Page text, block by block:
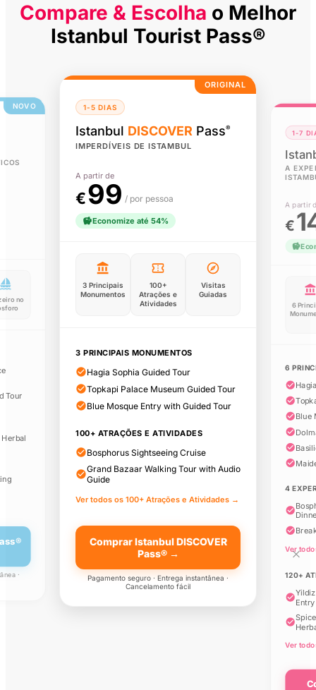
Compare & Escolha o Melhor
Istanbul Tourist Pass®
NOVO
no
Tour
·
ORIGINAL
1-5 DIAS
Istanbul DISCOVER Pass®
IMPERDÍVEIS DE ISTAMBUL
A partir de
€99 / por pessoa
Economize até 54%
3 Principais
Monumentos
100+
Atrações e
Atividades
Visitas
Guiadas
3 PRINCIPAIS MONUMENTOS
Hagia Sophia Guided Tour
Topkapi Palace Museum Guided Tour
Blue Mosque Entry with Guided Tour
100+ ATRAÇÕES E ATIVIDADES
Bosphorus Sightseeing Cruise
Grand Bazaar Walking Tour with Audio
Guide
Ver todos os 100+ Atrações e Atividades →
100+ Atrações e
Atividades
×
Entrada sem fila para
bilhetes no Palácio
Yildiz com audioguia
Espetáculo ao Vivo
Bilhete de Entrada
para o Espetáculo
dos Dervixes
Rodopiantes na
Comprar Istanbul DISCOVER
Pass® →
Pagamento seguro · Entrega instantânea ·
Cancelamento fácil
1-7
A
A partir
€
6
6
Blue
4
Ver
4
120+
Entry
Ver